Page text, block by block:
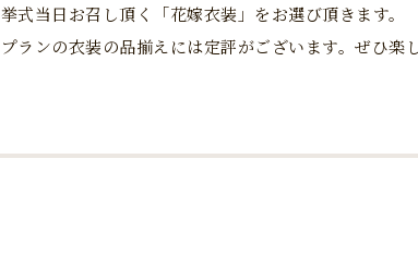
挙式当日お召し頂く「花嫁衣装」をお選び頂きます。
プランの衣装の品揃えには定評がございます。ぜひ楽